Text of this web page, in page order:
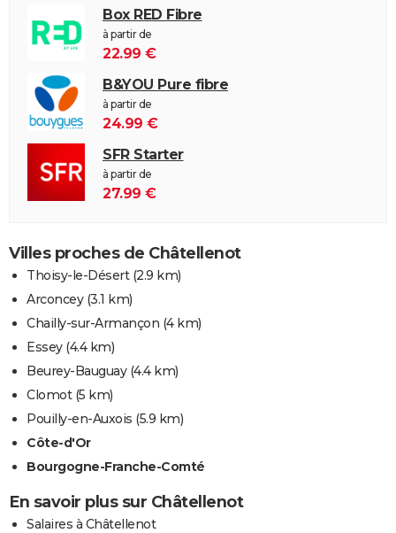
Box RED Fibre
à partir de
22.99 €
B&YOU Pure fibre
à partir de
24.99 €
SFR Starter
à partir de
27.99 €
Villes proches de Châtellenot
Thoisy-le-Désert(2.9 km)
Arconcey(3.1 km)
Chailly-sur-Armançon (4 km)
Essey(4.4 km)
Beurey-Bauguay(4.4 km)
Clomot(5 km)
Pouilly-en-Auxois (5.9 km)
Côte-d'Or
Bourgogne-Franche-Comté
En savoir plus sur Châtellenot
Salaires à Châtellenot